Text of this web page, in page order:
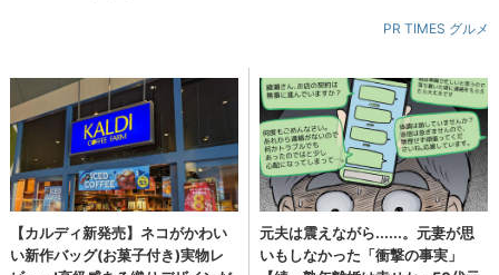
PR TIMES グルメ